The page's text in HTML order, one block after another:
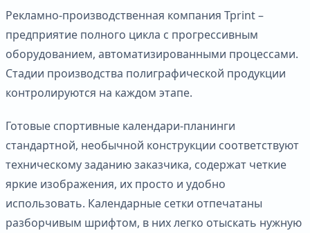
Рекламно-производственная компания Tprint –
предприятие полного цикла с прогрессивным
оборудованием, автоматизированными процессами.
Стадии производства полиграфической продукции
контролируются на каждом этапе.
Готовые спортивные календари-планинги
стандартной, необычной конструкции соответствуют
техническому заданию заказчика, содержат четкие
яркие изображения, их просто и удобно
использовать. Календарные сетки отпечатаны
разборчивым шрифтом, в них легко отыскать нужную